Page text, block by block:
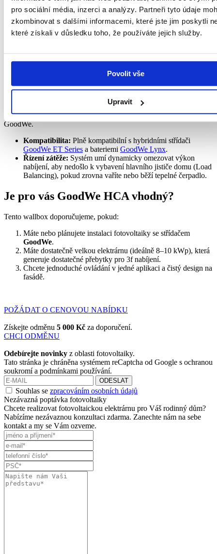
pro sociální média, inzerci a analýzy. Partneři tyto údaje
zkombinovat s dalšími informacemi, které jste jim poskytli
které získali v důsledku toho, že používáte jejich služby.
Povolit vše
Upravit
Výkon:11 kW (Třífázové, 16 A).
Konektor:Zásuvka nebo kabel Typ 2 (dle varianty, standard
Ochrana:Integrovaná detekce DC únikového proudu 6 mA
Na stěnu nebo na sloupek.
Integrace do ekosystému
Tento produkt je posledním dílkem skládačky pro majitele systémů
GoodWe.
Kompatibilita: Plně kompatibilní s hybridními střídači
GoodWe ET Series a bateriemi GoodWe Lynx.
Řízení zátěže: Systém umí dynamicky omezovat výkon
nabíjení, aby nedošlo k vybavení hlavního jističe domu (Load
Balancing), pokud zrovna vaříte nebo běží tepelné čerpadlo.
Je pro vás GoodWe HCA vhodný?
Tento wallbox doporučujeme, pokud:
Máte nebo plánujete instalaci fotovoltaiky se střídačem
GoodWe.
Máte dostatečně velkou elektrárnu (ideálně 8–10 kWp), která
generuje dostatečné přebytky pro 3f nabíjení.
Chcete jednoduché ovládání v jedné aplikaci a čistý design na
fasádě.
POŽÁDAT O CENOVOU NABÍDKU
Získejte odměnu 5 000 Kč za doporučení.
CHCI ODMĚNU
Odebírejte novinky z oblasti fotovoltaiky.
Tato stránka je chráněna systémem reCaptcha od Google s ochranou
soukromí a podmínkami používání.
ODESLAT
Souhlas se zpracováním osobních údajů
Nezávazná poptávka fotovoltaiky
Chcete realizovat fotovoltaickou elektrárnu pro Váš rodinný dům?
Nabízíme nezávaznou konzultaci zdarma. Zanechte nám na sebe
kontakt a my se Vám ozveme.